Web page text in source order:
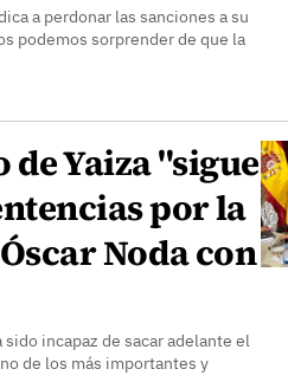
a perdonar las sanciones a su
podemos sorprender de que la
Yaiza "sigue
por la
Noda con
incapaz de sacar adelante el
de los más importantes y